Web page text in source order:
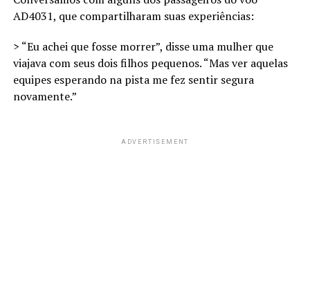
AD4031, que compartilharam suas experiências:
> “Eu achei que fosse morrer”, disse uma mulher que
viajava com seus dois filhos pequenos. “Mas ver aquelas
equipes esperando na pista me fez sentir segura
novamente.”
ADVERTISEMENT